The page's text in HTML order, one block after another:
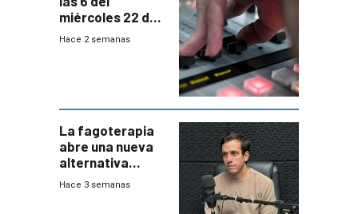
miércoles 22 de
julio de 2026
Hace 2 semanas
La fagoterapia
abre una nueva
alternativa
contra bacterias
Hace 3 semanas